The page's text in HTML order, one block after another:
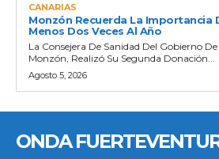
CANARIAS
Monzón Recuerda La Importancia
Menos Dos Veces Al Año
La Consejera De Sanidad Del Gobierno
Monzón, Realizó Su Segunda Donación...
Agosto 5, 2026
ONDA